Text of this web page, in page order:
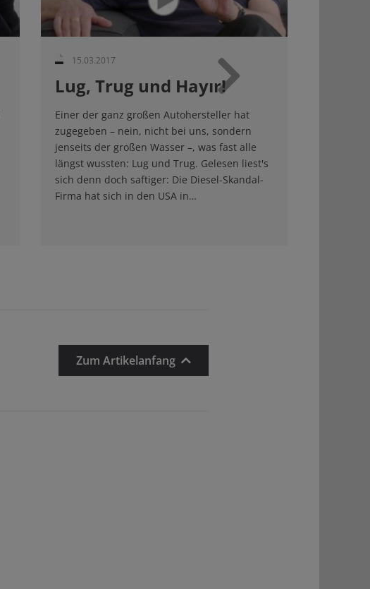
15.03.2017
Lug, Trug und Hayır!
Einer der ganz großen Autohersteller hat
zugegeben – nein, nicht bei uns, sondern
jenseits der großen Wasser –, was fast alle
längst wussten: Lug und Trug. Gelesen liest's
sich denn doch saftiger: Die Diesel-Skandal-
Firma hat sich in den USA in…
Weiter
Zum Artikelanfang